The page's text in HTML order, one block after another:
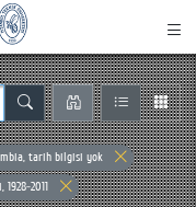
tarih bilgisi yok
2011